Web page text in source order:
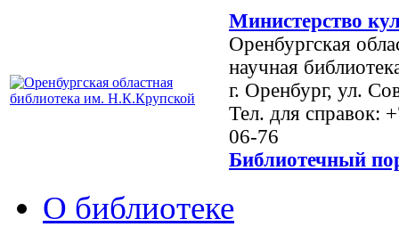
Министерство
Оренбургская
научная
г. Оренбург, ул.
Тел. для справок:
06-76
Библиотечный
О библиотеке